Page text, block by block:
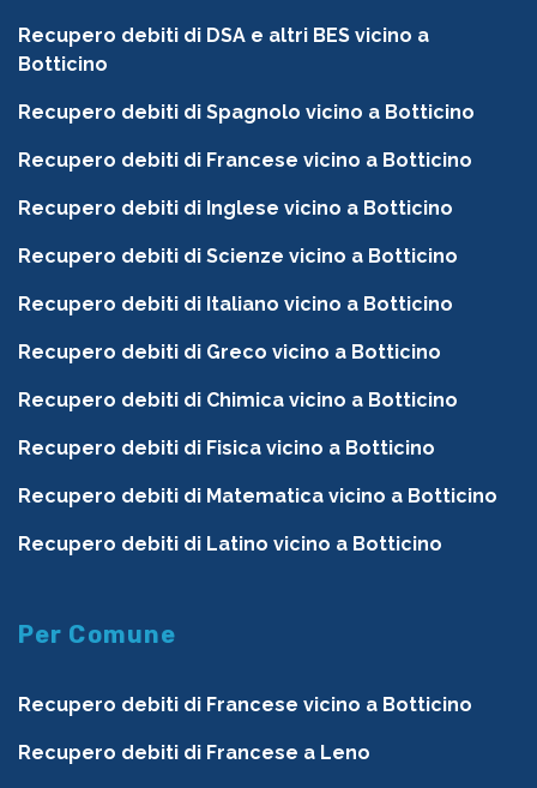
Recupero debiti di DSA e altri BES vicino a
Botticino
Recupero debiti di Spagnolo vicino a Botticino
Recupero debiti di Francese vicino a Botticino
Recupero debiti di Inglese vicino a Botticino
Recupero debiti di Scienze vicino a Botticino
Recupero debiti di Italiano vicino a Botticino
Recupero debiti di Greco vicino a Botticino
Recupero debiti di Chimica vicino a Botticino
Recupero debiti di Fisica vicino a Botticino
Recupero debiti di Matematica vicino a Botticino
Recupero debiti di Latino vicino a Botticino
Per Comune
Recupero debiti di Francese vicino a Botticino
Recupero debiti di Francese a Leno